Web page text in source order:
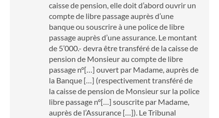
caisse de pension, elle doit d’abord ouvrir un
compte de libre passage auprès d’une
banque ou souscrire à une police de libre
passage auprès d’une assurance. Le montant
de 5’000.- devra être transféré de la caisse de
pension de Monsieur au compte de libre
passage n°[…] ouvert par Madame, auprès de
la Banque […] (respectivement transféré de
la caisse de pension de Monsieur sur la police
libre passage n°[…] souscrite par Madame,
auprès de l’Assurance […]). Le Tribunal